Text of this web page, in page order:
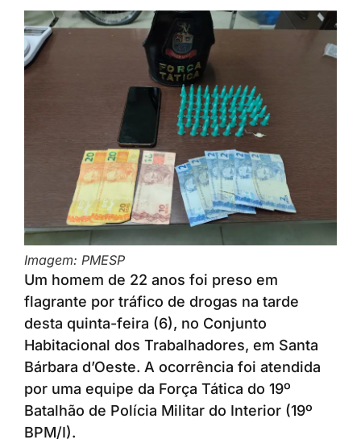
Imagem: PMESP
Um homem de 22 anos foi preso em
flagrante por tráfico de drogas na tarde
desta quinta-feira (6), no Conjunto
Habitacional dos Trabalhadores, em Santa
Bárbara d’Oeste. A ocorrência foi atendida
por uma equipe da Força Tática do 19º
Batalhão de Polícia Militar do Interior (19º
BPM/I).